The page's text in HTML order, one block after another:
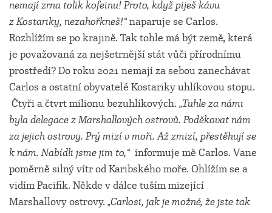
nemají zrna tolik kofeinu! Proto, když piješ kávu
z Kostariky, nezahořkneš!“naparuje se Carlos.
Rozhlížím se po krajině. Tak tohle má být země, která
je považovaná za nejšetrnější stát vůči přírodnímu
prostředí? Do roku 2021 nemají za sebou zanechávat
Carlos a ostatní obyvatelé Kostariky uhlíkovou stopu.
Čtyři a čtvrt milionu bezuhlíkových. „Tuhle za námi
byla delegace z Marshallových ostrovů. Poděkovat nám
za jejich ostrovy. Prý mizí v moři. Až zmizí, přestěhují se
k nám. Nabídli jsme jim to,“ informuje mě Carlos. Vane
poměrně silný vítr od Karibského moře. Ohlížím se a
vidím Pacifik. Někde v dálce tuším mizející
Marshallovy ostrovy. „Carlosi, jak je možné, že jste tak